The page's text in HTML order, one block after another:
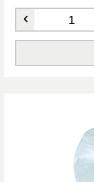
Количество